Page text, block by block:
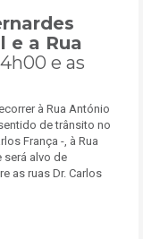
e a Rua
e as
à Rua António
de trânsito no
França -, à Rua
será alvo de
as ruas Dr. Carlos